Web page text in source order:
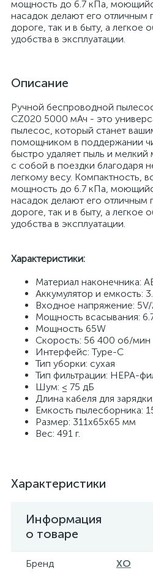
мощность до 6.7 кПа,
насадок делают его
дороге, так и в быту, а легкое
удобства в эксплуатации.
Описание
Ручной беспроводной
CZ020 5000 мАч - это
пылесос, который станет
помощником в поддержании
быстро удаляет пыль и мелкий
с собой в поездки благодаря
легкому весу. Компактность,
мощность до 6.7 кПа,
насадок делают его
дороге, так и в быту, а легкое
удобства в эксплуатации.
Характеристики:
Материал наконечника:
Аккумулятор и емкость:
Входное напряжение:
Мощность всасывания:
Мощность 65W
Скорость: 56 400 об/мин
Интерфейс: Type-C
Тип уборки: сухая
Тип фильтрации: HEPA-
Шум: ≤ 75 дБ
Длина кабеля для
Емкость пылесборника:
Размер: 311х65х65 мм
Вес: 491 г.
Характеристики
Информация
о товаре
Бренд XO